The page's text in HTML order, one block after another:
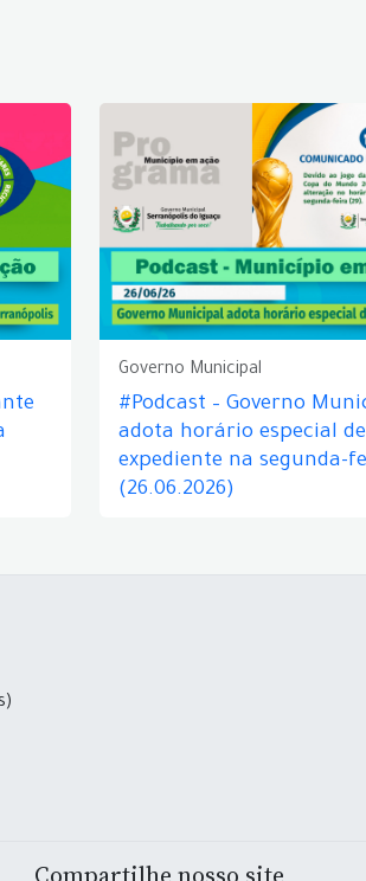
Governo Municipal
#Podcast – Governo
adota horário especial de
expediente na segunda-
(26.06.2026)